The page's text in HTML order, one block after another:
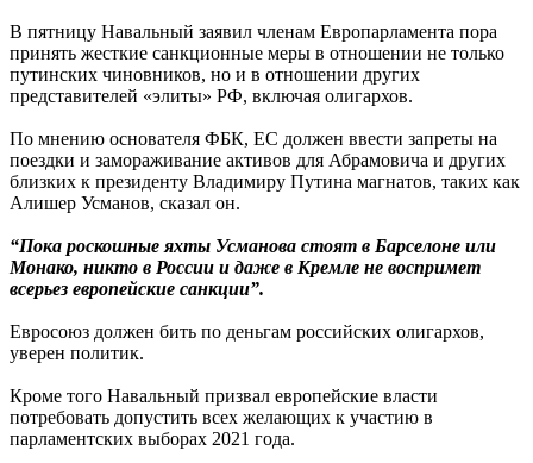
В пятницу Навальный заявил членам Европарламента пора
принять жесткие санкционные меры в отношении не только
путинских чиновников, но и в отношении других
представителей «элиты» РФ, включая олигархов.
По мнению основателя ФБК, ЕС должен ввести запреты на
поездки и замораживание активов для Абрамовича и других
близких к президенту Владимиру Путина магнатов, таких как
Алишер Усманов, сказал он.
“Пока роскошные яхты Усманова стоят в Барселоне или
Монако, никто в России и даже в Кремле не воспримет
всерьез европейские санкции”.
Евросоюз должен бить по деньгам российских олигархов,
уверен политик.
Кроме того Навальный призвал европейские власти
потребовать допустить всех желающих к участию в
парламентских выборах 2021 года.